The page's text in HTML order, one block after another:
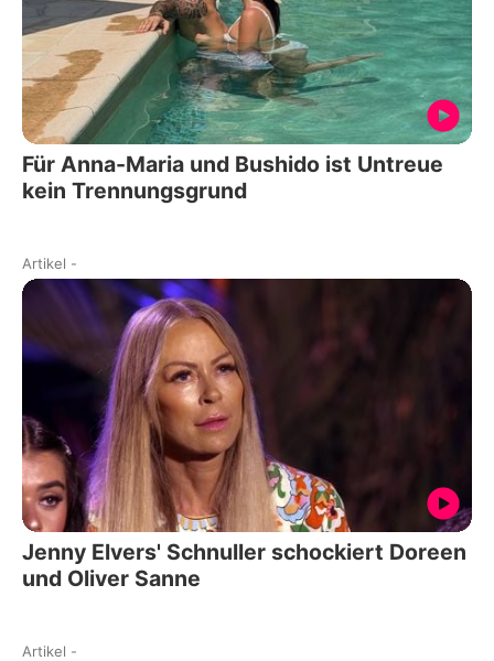
Für Anna-Maria und Bushido ist Untreue
kein Trennungsgrund
Artikel -
Jenny Elvers' Schnuller schockiert Doreen
und Oliver Sanne
Artikel -